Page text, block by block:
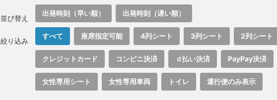
並び替え
出発時刻（早い順） 出発時刻（遅い順）
絞り込み
すべて 座席指定可能 4列シート 3列シート 2列シート
クレジットカード コンビニ決済 ｄ払い決済 PayPay決済
女性専用シート 女性専用車両 トイレ 運行便のみ表示